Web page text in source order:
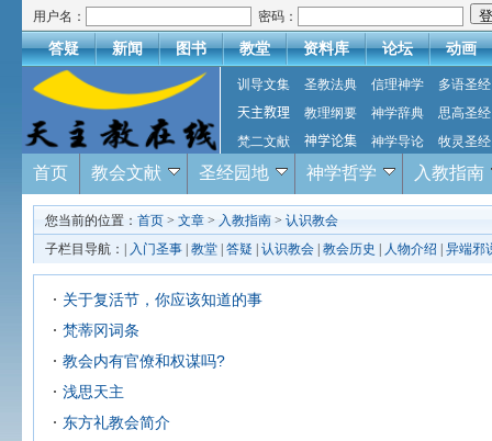
用户名： 密码：
答疑 新闻 图书 教堂 资料库 论坛 动画
训导文集 圣教法典 信理神学
多语圣经
天主教理
教理纲要 神学辞典
思高圣经
梵二文献
神学论集 神学导论 牧灵圣经
首页 教会文献 圣经园地 神学哲学 入教指南
您当前的位置： 首页 > 文章 > 入教指南 > 认识教会
子栏目导航：|
入门圣事 教堂 答疑 认识教会 教会历史 人物介绍 异端邪
关于复活节，你应该知道的事
梵蒂冈词条
教会内有官僚和权谋吗?
浅思天主
东方礼教会简介